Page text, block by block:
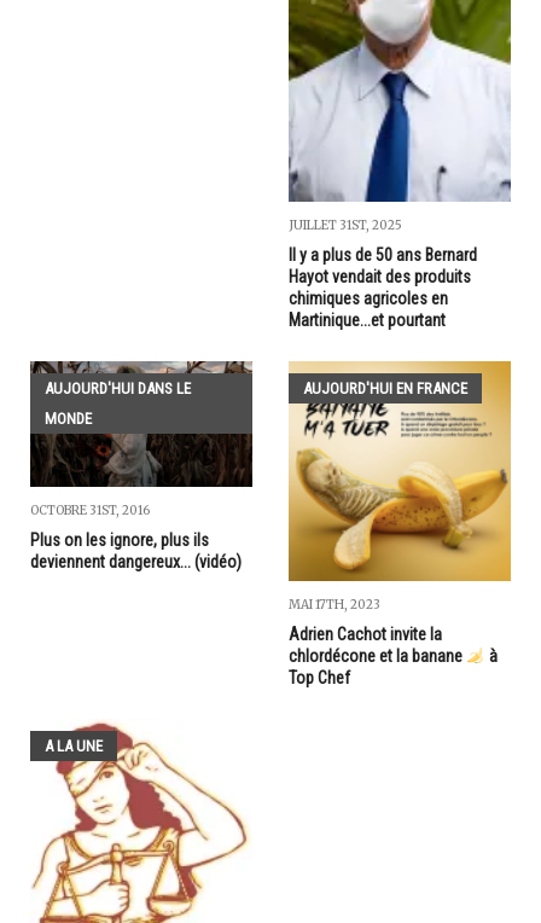
JUILLET 31ST, 2025
Il y a plus de 50 ans Bernard
Hayot vendait des produits
chimiques agricoles en
Martinique...et pourtant
AUJOURD'HUI DANS LE
MONDE
OCTOBRE 31ST, 2016
Plus on les ignore, plus ils
deviennent dangereux... (vidéo)
AUJOURD'HUI EN FRANCE
MAI 17TH, 2023
Adrien Cachot invite la
chlordécone et la banane
à
Top Chef
A LA UNE